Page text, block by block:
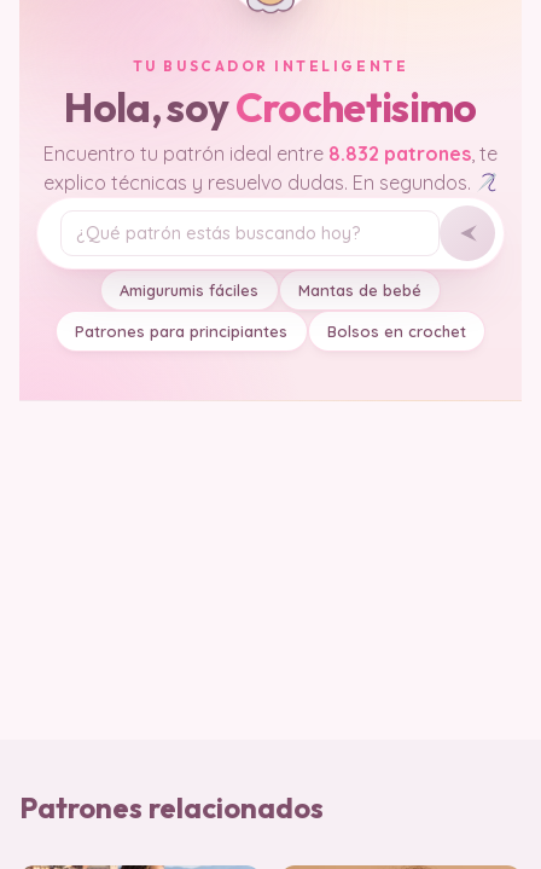
TU BUSCADOR INTELIGENTE
Hola, soyCrochetisimo
Encuentro tu patrón ideal entre 8.832 patrones , te
explico técnicas y resuelvo dudas. En segundos.
Tu pregunta
Amigurumis fáciles Mantas de bebé
Patrones para principiantes Bolsos en crochet
Patrones relacionados